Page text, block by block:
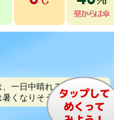
一日中晴れるでしょう。
暑くなりそうです。